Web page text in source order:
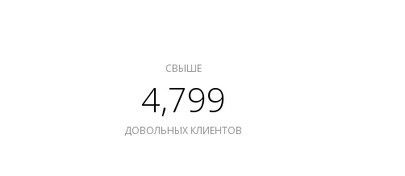
СВЫШЕ
4,799
ДОВОЛЬНЫХ КЛИЕНТОВ